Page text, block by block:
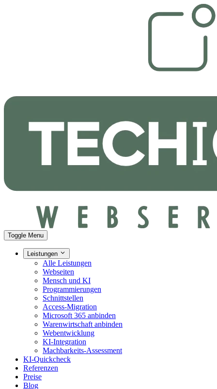
Toggle Menu
Leistungen
Alle Leistungen
Webseiten
Mensch und KI
Programmierungen
Schnittstellen
Access-Migration
Microsoft 365 anbinden
Warenwirtschaft anbinden
Webentwicklung
KI-Integration
Machbarkeits-Assessment
KI-Quickcheck
Referenzen
Preise
Blog